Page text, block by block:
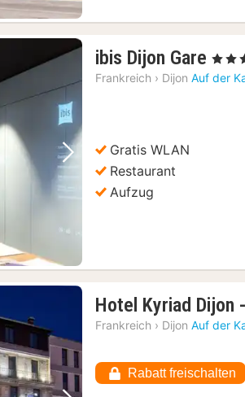
Nächstes Bild
ibis Dijon Gare 1
, 3
Frankreich › Dijon Auf der
Gratis WLAN
Restaurant
Aufzug
Hotel Kyriad Dijon
Frankreich › Dijon Auf der
Rabatt freischalten